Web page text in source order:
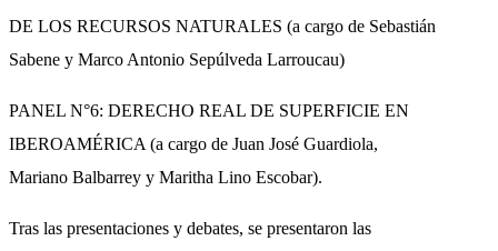
DE LOS RECURSOS NATURALES (a cargo de Sebastián
Sabene y Marco Antonio Sepúlveda Larroucau)
PANEL N°6: DERECHO REAL DE SUPERFICIE EN
IBEROAMÉRICA (a cargo de Juan José Guardiola,
Mariano Balbarrey y Maritha Lino Escobar).
Tras las presentaciones y debates, se presentaron las